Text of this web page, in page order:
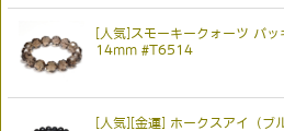
[人気]スモーキークォーツ バ
14mm #T6514
[人気][金運] ホークスアイ（ブ